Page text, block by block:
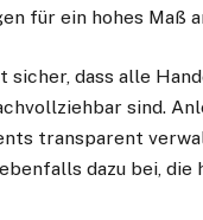
für ein hohes Maß
sicher, dass alle
sind.
transparent
dazu bei,